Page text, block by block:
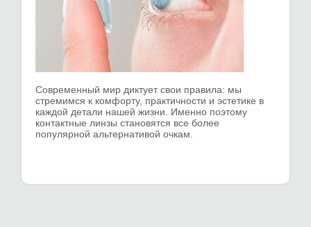
Современный мир диктует свои правила: мы
стремимся к комфорту, практичности и эстетике в
каждой детали нашей жизни. Именно поэтому
контактные линзы становятся все более
популярной альтернативой очкам.